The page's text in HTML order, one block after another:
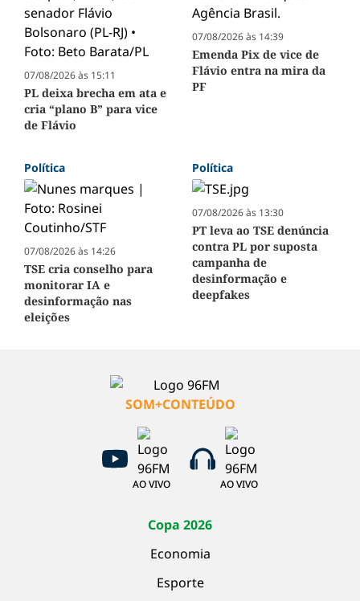
07/08/2026 às 15:11
PL deixa brecha em ata e
cria “plano B” para vice
de Flávio
07/08/2026 às 14:39
Emenda Pix de vice de
Flávio entra na mira da
PF
Política
07/08/2026 às 14:26
TSE cria conselho para
monitorar IA e
desinformação nas
eleições
Política
07/08/2026 às 13:30
PT leva ao TSE denúncia
contra PL por suposta
campanha de
desinformação e
deepfakes
SOM+CONTEÚDO
AO VIVO AO VIVO
Copa 2026
Economia
Esporte